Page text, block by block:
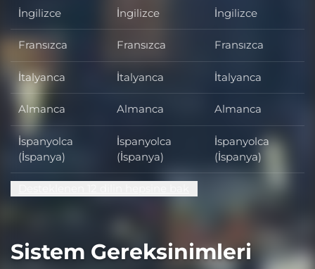
İngilizce İngilizce İngilizce
Fransızca Fransızca Fransızca
İtalyanca İtalyanca İtalyanca
Almanca Almanca Almanca
İspanyolca
(İspanya)
İspanyolca
(İspanya)
İspanyolca
(İspanya)
Sistem Gereksinimleri